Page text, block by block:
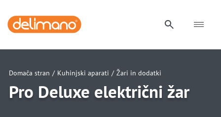
Domača stran / Kuhinjski aparati / Žari in dodatki
Pro Deluxe električni žar